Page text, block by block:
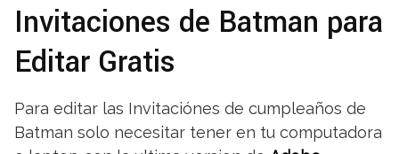
Invitaciones de Batman para
Editar Gratis
Para editar las Invitaciónes de cumpleaños de
Batman solo necesitar tener en tu computadora